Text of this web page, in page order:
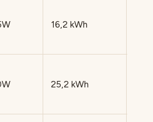
16,2 kWh
25,2 kWh